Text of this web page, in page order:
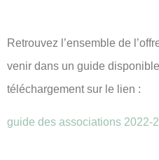
Retrouvez l’ensemble de
venir dans un guide
téléchargement sur le lien :
guide des associations 2022-